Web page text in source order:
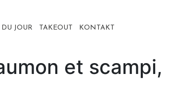
JOUR TAKEOUT KONTAKT
et